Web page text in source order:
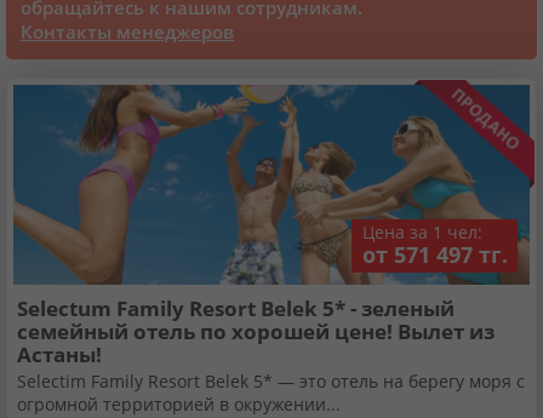
70070 отзывов наших туристов
Сертификаты
О нас
Для бизнеса
Контакты
Кабинет туриста
обращайтесь к нашим сотрудникам.
Контакты менеджеров
Цена за 1 чел:
от 571 497 тг.
Selectum Family Resort Belek 5* - зеленый
семейный отель по хорошей цене! Вылет из
Астаны!
Selectim Family Resort Belek 5* — это отель на берегу моря с
огромной территорией в окружении...